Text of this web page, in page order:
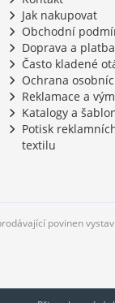
Jak nakupovat
Obchodní
Doprava a platba
Často kladené
Ochrana
Reklamace a
Katalogy a
Potisk
textilu
povinen